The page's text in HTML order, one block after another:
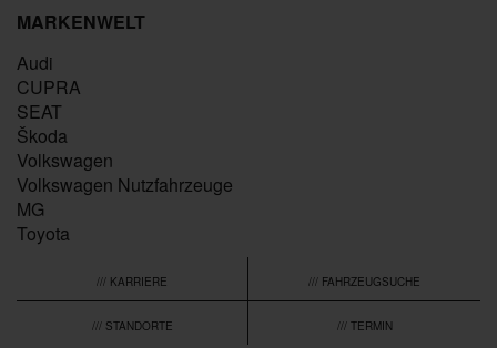
MARKENWELT
Audi
CUPRA
SEAT
Škoda
Volkswagen
Volkswagen Nutzfahrzeuge
MG
Toyota
/// KARRIERE /// FAHRZEUGSUCHE
/// STANDORTE /// TERMIN